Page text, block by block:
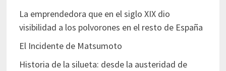
La emprendedora que en el siglo XIX dio
visibilidad a los polvorones en el resto de España
El Incidente de Matsumoto
Historia de la silueta: desde la austeridad de